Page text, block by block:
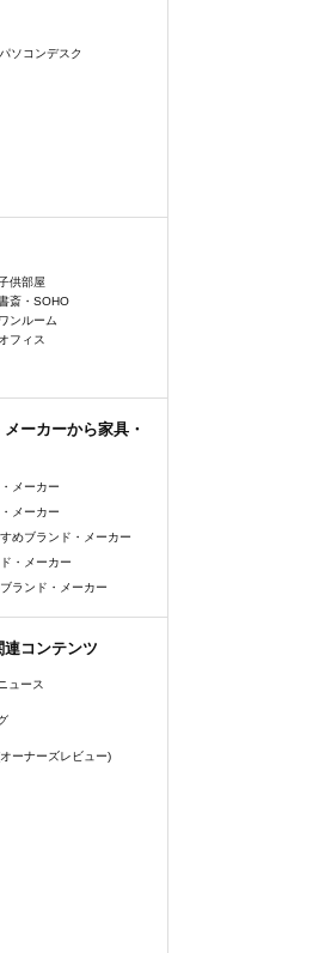
パソコンデスク
供部屋
斎・SOHO
ワンルーム
オフィス
ーカーから家具・
メーカー
メーカー
めブランド・メーカー
・メーカー
ランド・メーカー
コンテンツ
ュース
ーナーズレビュー)